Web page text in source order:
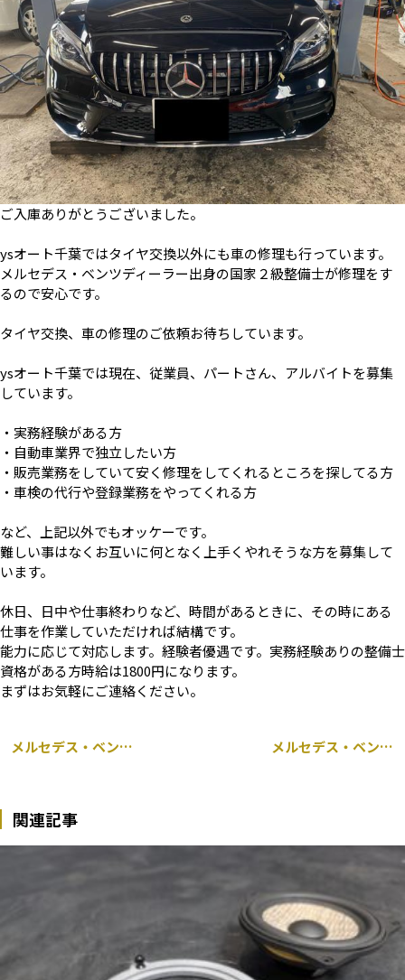
ご入庫ありがとうございました。
ysオート千葉ではタイヤ交換以外にも車の修理も行っています。
メルセデス・ベンツディーラー出身の国家２級整備士が修理をす
るので安心です。
タイヤ交換、車の修理のご依頼お待ちしています。
ysオート千葉では現在、従業員、パートさん、アルバイトを募集
しています。
・実務経験がある方
・自動車業界で独立したい方
・販売業務をしていて安く修理をしてくれるところを探してる方
・車検の代行や登録業務をやってくれる方
など、上記以外でもオッケーです。
難しい事はなくお互いに何となく上手くやれそうな方を募集して
います。
休日、日中や仕事終わりなど、時間があるときに、その時にある
仕事を作業していただければ結構です。
能力に応じて対応します。経験者優遇です。実務経験ありの整備士
資格がある方時給は1800円になります。
まずはお気軽にご連絡ください。
メルセデス・ベンツ Aクラス W176 持ち込み 前後 ドライブレコーダー取り付け 千葉市 メルセデス・ベンツ スマート ブラバス 451 車検整備 千葉市
関連記事